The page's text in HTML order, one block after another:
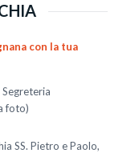
con la tua
foto)
SS. Pietro e Paolo,